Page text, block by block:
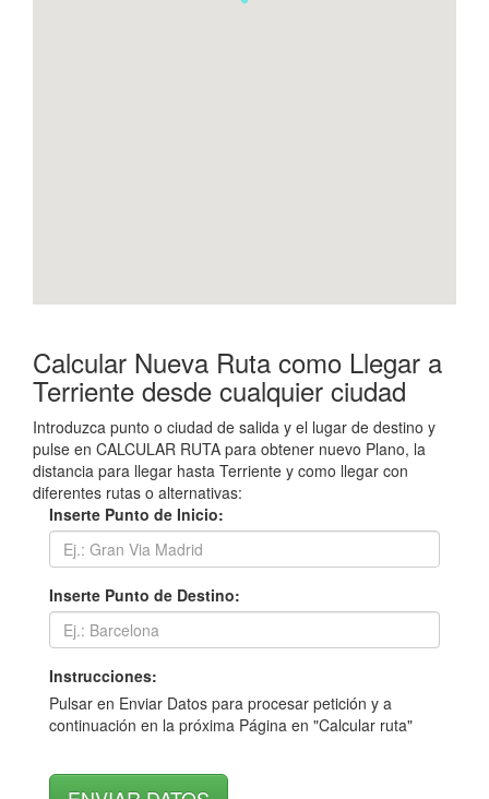
Calcular Nueva Ruta como Llegar a
Terriente desde cualquier ciudad
Introduzca punto o ciudad de salida y el lugar de destino y
pulse en CALCULAR RUTA para obtener nuevo Plano, la
distancia para llegar hasta Terriente y como llegar con
diferentes rutas o alternativas:
Inserte Punto de Inicio:
Inserte Punto de Destino:
Instrucciones:
Pulsar en Enviar Datos para procesar petición y a
continuación en la próxima Página en "Calcular ruta"